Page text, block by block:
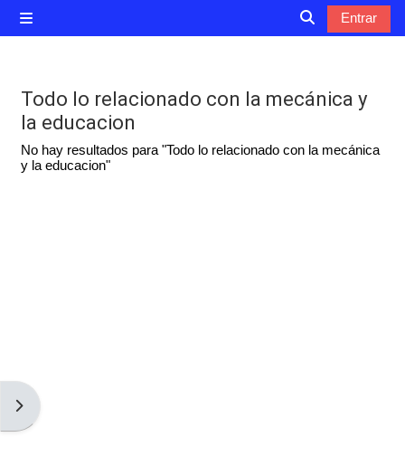
Entrar
Abrir cajón de bloques
Todo lo relacionado con la mecánica y
la educacion
No hay resultados para "Todo lo relacionado con la mecánica
y la educacion"